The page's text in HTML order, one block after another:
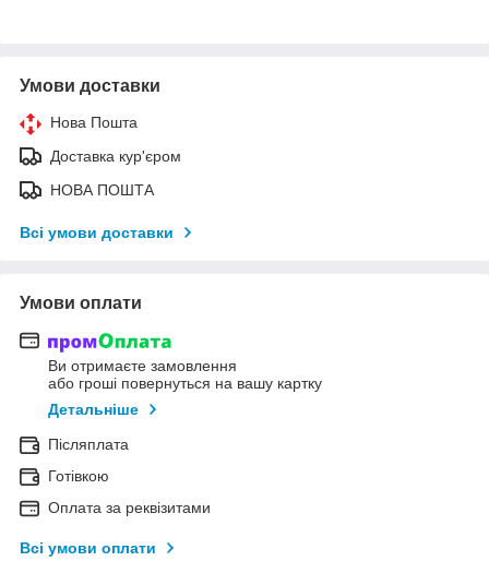
Умови доставки
Нова Пошта
Доставка кур'єром
НОВА ПОШТА
Всі умови доставки
Умови оплати
Ви отримаєте замовлення
або гроші повернуться на вашу картку
Детальніше
Післяплата
Готівкою
Оплата за реквізитами
Всі умови оплати